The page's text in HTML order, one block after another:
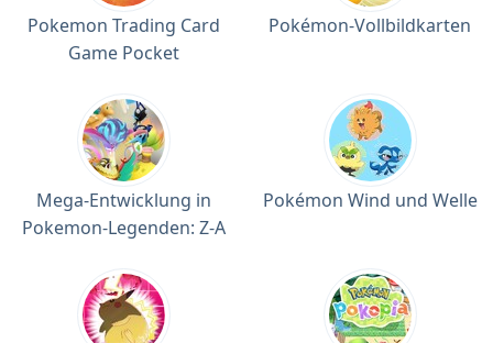
Pokemon Trading Card
Game Pocket
Pokémon-Vollbildkarten
Mega-Entwicklung in
Pokemon-Legenden: Z-A
Pokémon Wind und Welle